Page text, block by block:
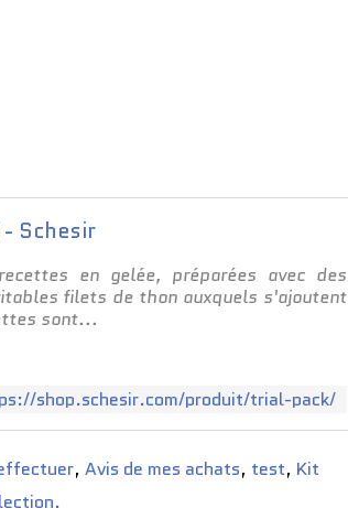
Schesir
en gelée, préparées avec des
filets de thon auxquels s'ajoutent
sont...
shop.schesir.com/produit/trial-pack/
, Avis de mes achats, test, Kit